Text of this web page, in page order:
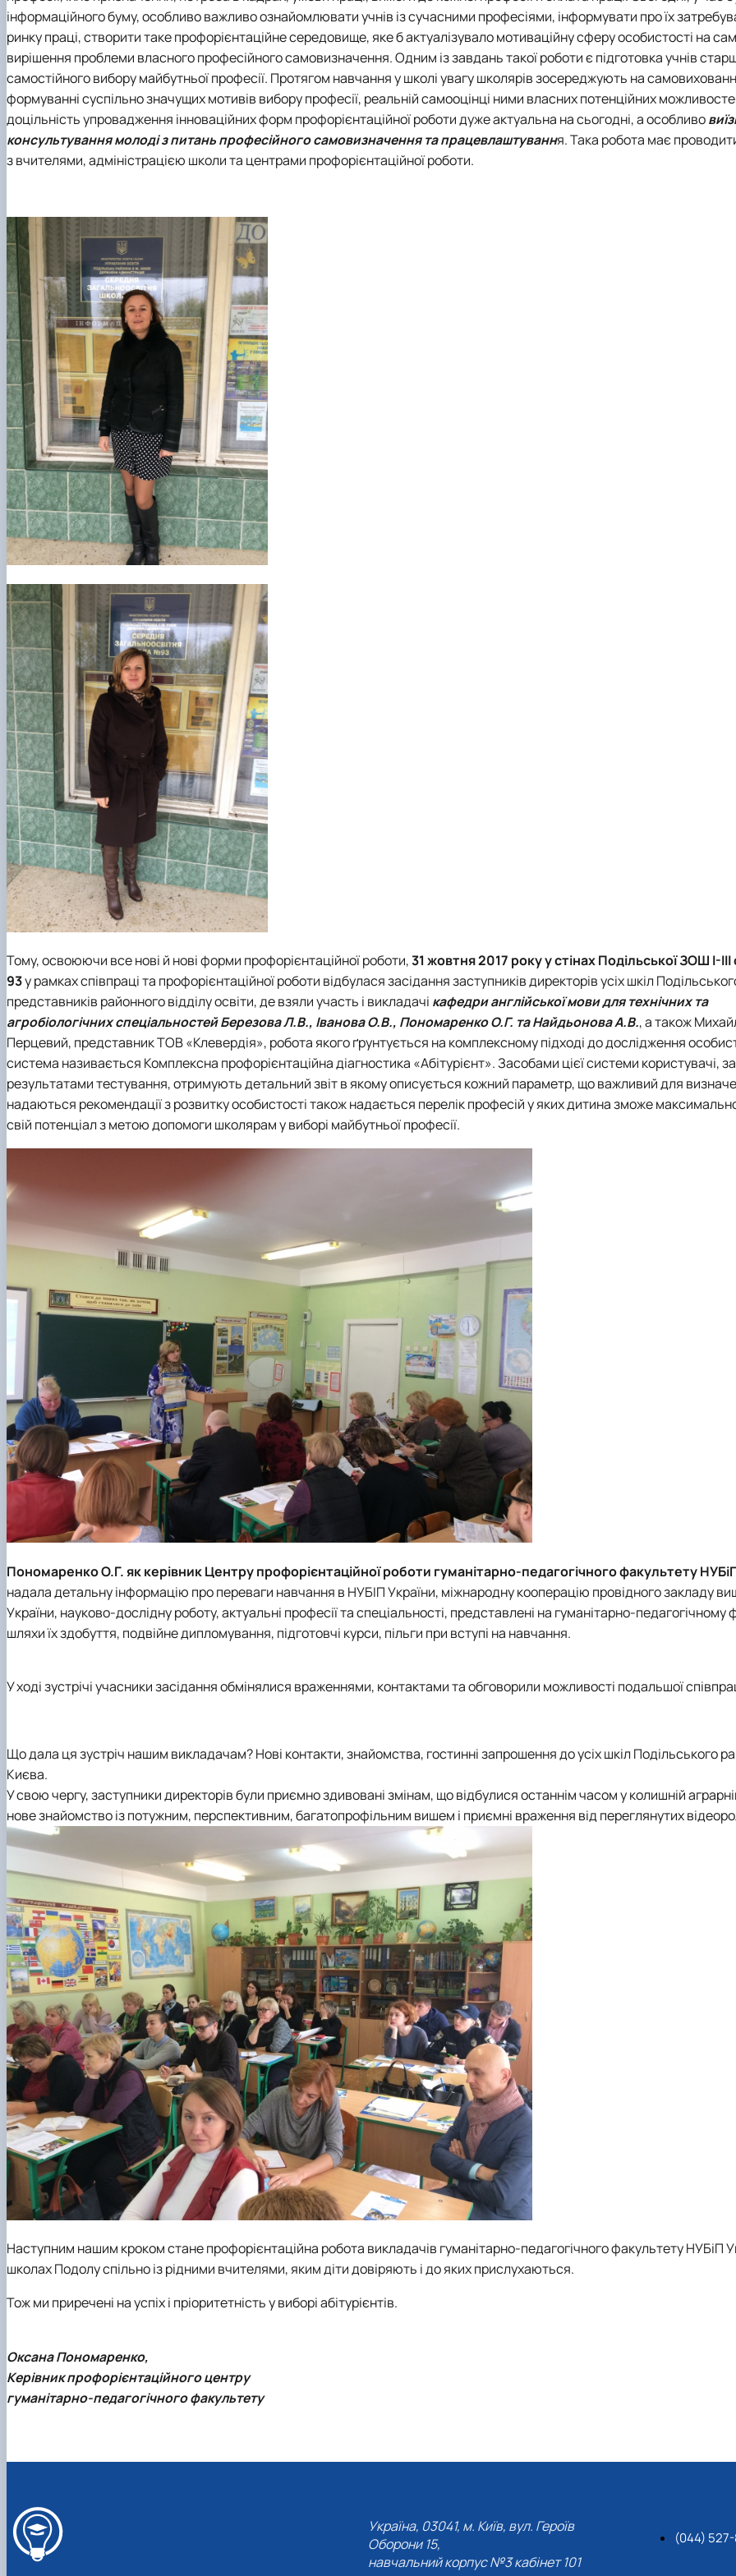
Фотостудія
Телестудія
Галерея відомих випускників
Відповідальні за інформаційне наповнення веб-сторінки факультету
Виховна робота
Пам'яті студентів та випускників факультету – захисників України
Вартість навчання
Центр профорієнтаційної роботи та сприяння працевлаштуванню студентської молоді
ДЕНЬ ВІДКРИТИХ ДВЕРЕЙ
Старостат
Електронні навчальні курси (Elearn)
Наукові школи
Кафедра англійської філології
Кафедра фізичної культури і спорту
Кафедра філософії та міжнародної комунікації
Кафедра психології
Кафедра культурології
інформаційного буму, особливо важливо ознайомлювати учнів із сучасними професіями, інформувати про їх
ринку праці, створити таке профорієнтаційне середовище, яке б актуалізувало мотиваційну сферу особистості на
вирішення проблеми власного професійного самовизначення. Одним із завдань такої роботи є підготовка учнів
самостійного вибору майбутньої професії. Протягом навчання у школі увагу школярів зосереджують на
формуванні суспільно значущих мотивів вибору професії, реальній самооцінці ними власних потенційних
доцільність упровадження інноваційних форм профорієнтаційної роботи дуже актуальна на сьогодні, а особливо
консультування молоді з питань професійного самовизначення та працевлаштування. Така робота має
з вчителями, адміністрацією школи та центрами профорієнтаційної роботи.
Тому, освоюючи все нові й нові форми профорієнтаційної роботи,31 жовтня 2017 року у стінах Подільської ЗОШ І-
93у рамках співпраці та профорієнтаційної роботи відбулася засідання заступників директорів усіх шкіл
представників районного відділу освіти, де взяли участь і викладачі кафедри англійської мови для технічних та
агробіологічних спеціальностей Березова Л.В., Іванова О.В., Пономаренко О.Г. та Найдьонова А.В., а також
Перцевий, представник ТОВ «Клевердія», робота якого ґрунтується на комплексному підході до дослідження
система називається Комплексна профорієнтаційна діагностика «Абітурієнт». Засобами цієї системи користувачі, за
результатами тестування, отримують детальний звіт в якому описується кожний параметр, що важливий для
надаються рекомендації з розвитку особистості також надається перелік професій у яких дитина зможе
свій потенціал з метою допомоги школярам у виборі майбутньої професії.
Пономаренко О.Г. як керівник Центру профорієнтаційної роботи гуманітарно-педагогічного факультету
надала детальну інформацію про переваги навчання в НУБІП України, міжнародну кооперацію провідного закладу
України, науково-дослідну роботу, актуальні професії та спеціальності, представлені на гуманітарно-педагогічному
шляхи їх здобуття, подвійне дипломування, підготовчі курси, пільги при вступі на навчання.
У ході зустрічі учасники засідання обмінялися враженнями, контактами та обговорили можливості подальшої
Що дала ця зустріч нашим викладачам? Нові контакти, знайомства, гостинні запрошення до усіх шкіл Подільського
Києва.
У свою чергу, заступники директорів були приємно здивовані змінам, що відбулися останнім часом у колишній
нове знайомство із потужним, перспективним, багатопрофільним вишем і приємні враження від переглянутих
Наступним нашим кроком стане профорієнтаційна робота викладачів гуманітарно-педагогічного факультету НУБіП
школах Подолу спільно із рідними вчителями, яким діти довіряють і до яких прислухаються.
Тож ми приречені на успіх і пріоритетність у виборі абітурієнтів.
Оксана Пономаренко,
Керівник профорієнтаційного центру
гуманітарно-педагогічного факультету
Україна, 03041, м. Київ, вул. Героїв
Оборони 15,
навчальний корпус №3 кабінет 101
(044)